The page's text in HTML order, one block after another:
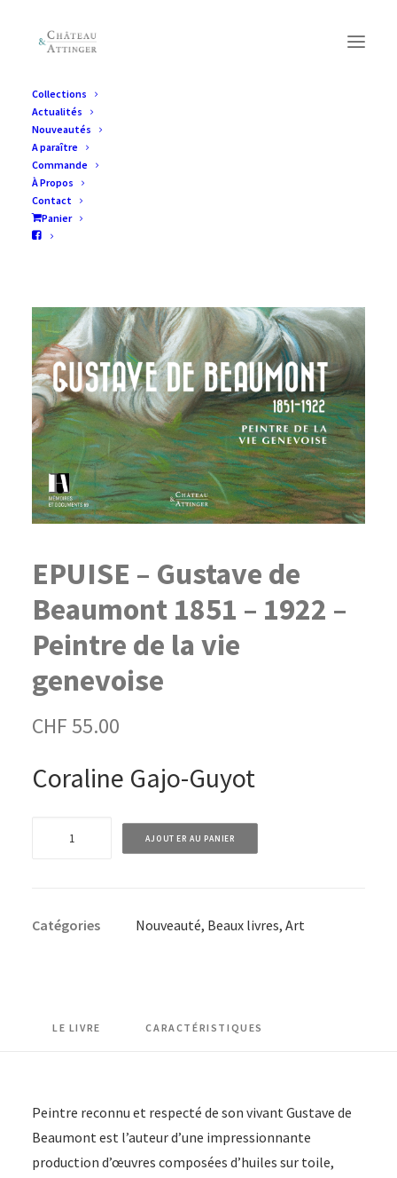
Collections
Actualités
Nouveautés
A paraître
Commande
À Propos
Contact
Panier
EPUISE – Gustave de
Beaumont 1851 – 1922 –
Peintre de la vie
genevoise
CHF55.00
Coraline Gajo-Guyot
Gustave
AJOUTER AU PANIER
Catégories Nouveauté, Beaux livres, Art
LE LIVRE CARACTÉRISTIQUES
Peintre reconnu et respecté de son vivant Gustave de
Beaumont est l’auteur d’une impressionnante
production d’œuvres composées d’huiles sur toile,